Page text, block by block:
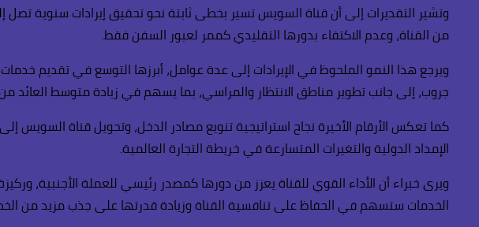
من القناة، وعدم الاكتفاء بدورها التقليدي كممر لعبور السفن فقط.
ويرجع هذا النمو الملحوظ في الإيرادات إلى عدة عوامل، أبرزها التوسع في تقديم
جروب، إلى جانب تطوير مناطق الانتظار والمراسي، بما يسهم في زيادة متوسط العائد
كما تعكس الأرقام الأخيرة نجاح استراتيجية تنويع مصادر الدخل، وتحويل قناة
الإمداد الدولية والتغيرات المتسارعة في خريطة التجارة العالمية.
ويرى خبراء أن الأداء القوي للقناة يعزز من دورها كمصدر رئيسي للعملة الأجنبية،
الخدمات ستسهم في الحفاظ على تنافسية القناة وزيادة قدرتها على جذب مزيد من